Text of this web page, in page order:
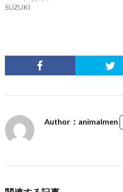
SUZUKI
Author：animalmen